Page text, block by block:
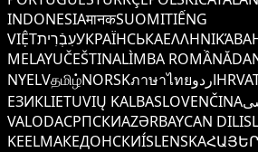
INDONESIAमानकSUOMITIẾNG
VIỆTעִבְֿרִיתУКРАЇНСЬКАΕΛΛΗΝΙΚΆ
MELAYUČEŠTINALÌMBA ROMẦNĂ
NYELVதமிழ்NORSKภาษาไทยاردو
ЕЗИКLIETUVIŲ KALBASLOVENČINA
VALODAСРПСКИAZƏRBAYCAN DILI
KEELМАКЕДОНСКИÍSLENSKA